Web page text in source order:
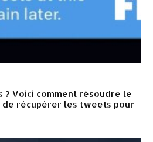
Voici comment résoudre le
de récupérer les tweets pour